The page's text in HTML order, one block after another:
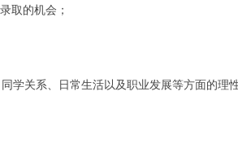
取的机会；
学关系、日常生活以及职业发展等方面的理